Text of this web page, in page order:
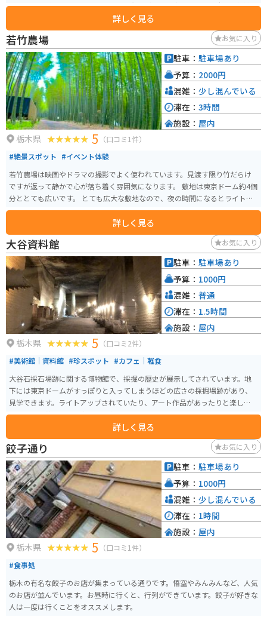
感じることができます。テーブル席と和室があり、少人数から最大100名様の
団体まで対応可能で、餃子以外にもお膳料理やアルコールもあります。 メニ
ューにはさまざまな種類の餃子があり、無添加餃子、さつき餃子（野菜中
心）、キムチ餃子、野州餃子、青しそ餃子、茶美人餃子などがあり、野菜多
めの餃子やビーガン対応の餃子も提供されています。
詳しく見る
若竹農場 お気に入り
栃木県 5 （口コミ1件）
#絶景スポット #イベント体験
若竹農場は映画やドラマの撮影でよく使われています。見渡す限り竹だらけ
ですが返って静かで心が落ち着く雰囲気になります。 敷地は東京ドーム約4個
分ととても広いです。 とても広大な敷地なので、夜の時間になるとライトア
ップしています。
詳しく見る
駐車： 駐車場あり
予算： 2000円
混雑： 少し混んでいる
滞在： 3時間
施設： 屋内
大谷資料館 お気に入り
栃木県 5 （口コミ2件）
#美術館｜資料館 #珍スポット #カフェ｜軽食
大谷石採石場跡に関する博物館で、採掘の歴史が展示してされています。地
下には東京ドームがすっぽりと入ってしまうほどの広さの採掘場跡があり、
見学できます。ライトアップされていたり、アート作品があったりと楽しめ
る空間で、若い世代を中心に人気のスポットになっています。
詳しく見る
駐車： 駐車場あり
予算： 1000円
混雑： 普通
滞在： 1.5時間
施設： 屋内
餃子通り お気に入り
栃木県 5 （口コミ1件）
#食事処
栃木の有名な餃子のお店が集まっている通りです。悟空やみんみんなど、人気
のお店が並んでいます。お昼時に行くと、行列ができています。餃子が好きな
人は一度は行くことをオススメします。
駐車： 駐車場あり
予算： 1000円
混雑： 少し混んでいる
滞在： 1時間
施設： 屋内